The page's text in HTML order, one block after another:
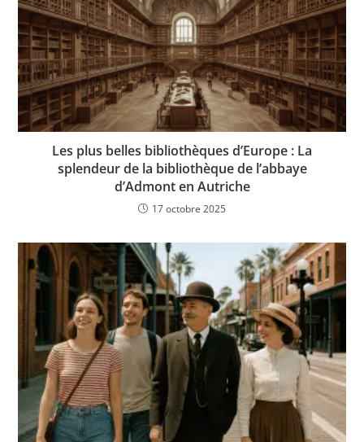
Les plus belles bibliothèques d’Europe : La
splendeur de la bibliothèque de l’abbaye
d’Admont en Autriche
17 octobre 2025